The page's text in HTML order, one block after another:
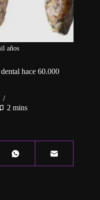
años
hace 60.000
2 mins